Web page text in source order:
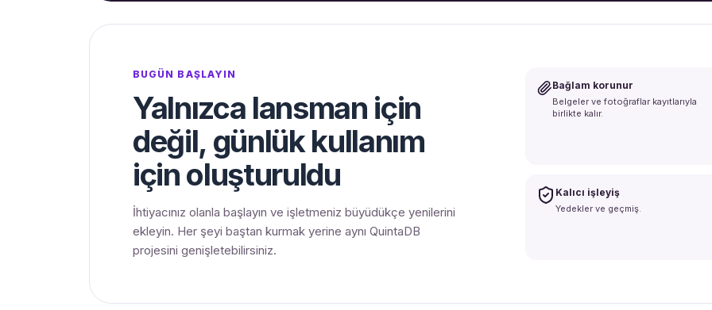
BUGÜN BAŞLAYIN
Yalnızca lansman için
değil, günlük kullanım
için oluşturuldu
İhtiyacınız olanla başlayın ve işletmeniz büyüdükçe yenilerini
ekleyin. Her şeyi baştan kurmak yerine aynı QuintaDB
projesini genişletebilirsiniz.
Bağlam korunur
Belgeler ve fotoğraflar kayıtlarıyla
birlikte kalır.
Kalıcı işleyiş
Yedekler ve geçmiş.